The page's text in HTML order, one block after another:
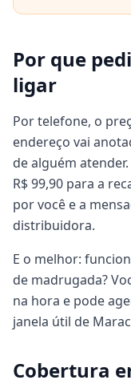
Por que
ligar
Por telefone, o
endereço vai
de alguém
R$ 99,90 para a
por você e a
distribuidora.
E o melhor:
de madrugada?
na hora e pode
janela útil de
Cobertura